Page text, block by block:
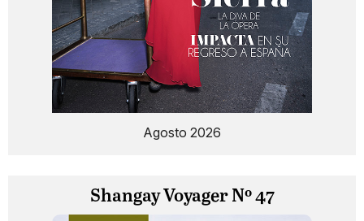
Agosto 2026
Shangay Voyager Nº 47